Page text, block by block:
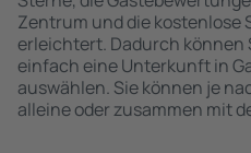
Zentrum und die kostenlose
erleichtert. Dadurch können
einfach eine Unterkunft in
auswählen. Sie können je
alleine oder zusammen mit